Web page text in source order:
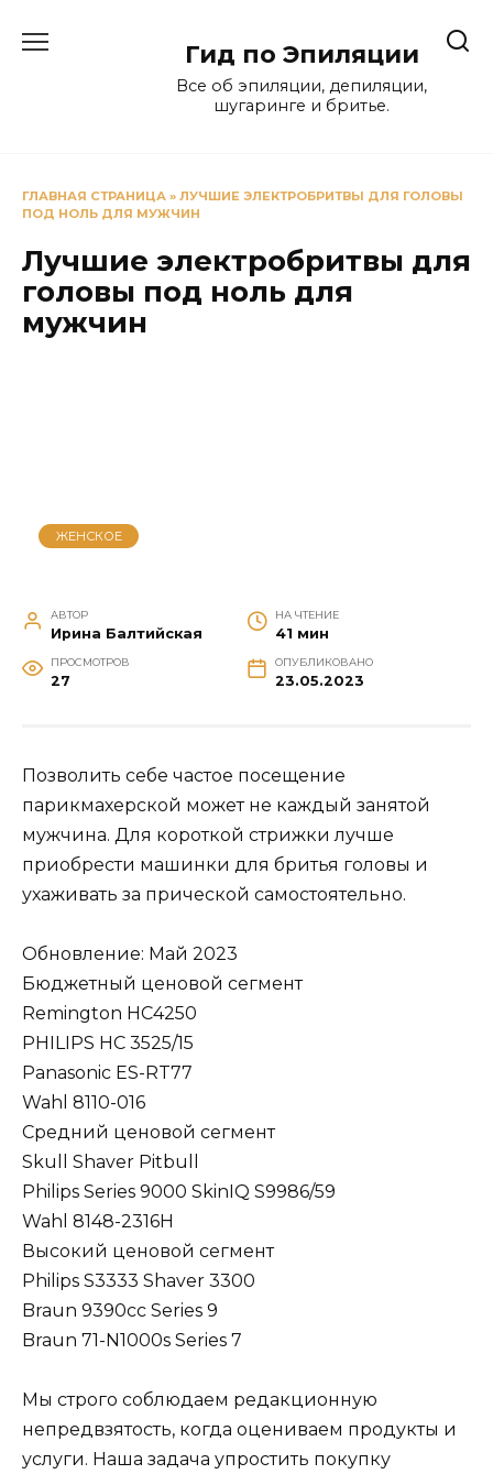
Гид по Эпиляции
Все об эпиляции, депиляции,
шугаринге и бритье.
ГЛАВНАЯ СТРАНИЦА » ЛУЧШИЕ ЭЛЕКТРОБРИТВЫ ДЛЯ ГОЛОВЫ
ПОД НОЛЬ ДЛЯ МУЖЧИН
Лучшие электробритвы для
головы под ноль для
мужчин
ЖЕНСКОЕ
АВТОР
Ирина Балтийская
НА ЧТЕНИЕ
41 мин
ПРОСМОТРОВ
27
ОПУБЛИКОВАНО
23.05.2023
Позволить себе частое посещение
парикмахерской может не каждый занятой
мужчина. Для короткой стрижки лучше
приобрести машинки для бритья головы и
ухаживать за прической самостоятельно.
Обновление: Май 2023
Бюджетный ценовой сегмент
Remington HC4250
PHILIPS HC 3525/15
Panasonic ES-RT77
Wahl 8110-016
Средний ценовой сегмент
Skull Shaver Pitbull
Philips Series 9000 SkinIQ S9986/59
Wahl 8148-2316H
Высокий ценовой сегмент
Philips S3333 Shaver 3300
Braun 9390cc Series 9
Braun 71-N1000s Series 7
Мы строго соблюдаем редакционную
непредвзятость, когда оцениваем продукты и
услуги. Наша задача упростить покупку